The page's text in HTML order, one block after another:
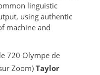
linguistic
using authentic
machine and
720 Olympe de
Zoom)Taylor